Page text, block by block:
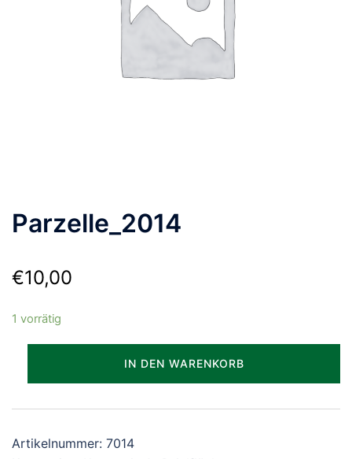
Parzelle_2014
€10,00
1 vorrätig
IN DEN WARENKORB
Artikelnummer: 7014